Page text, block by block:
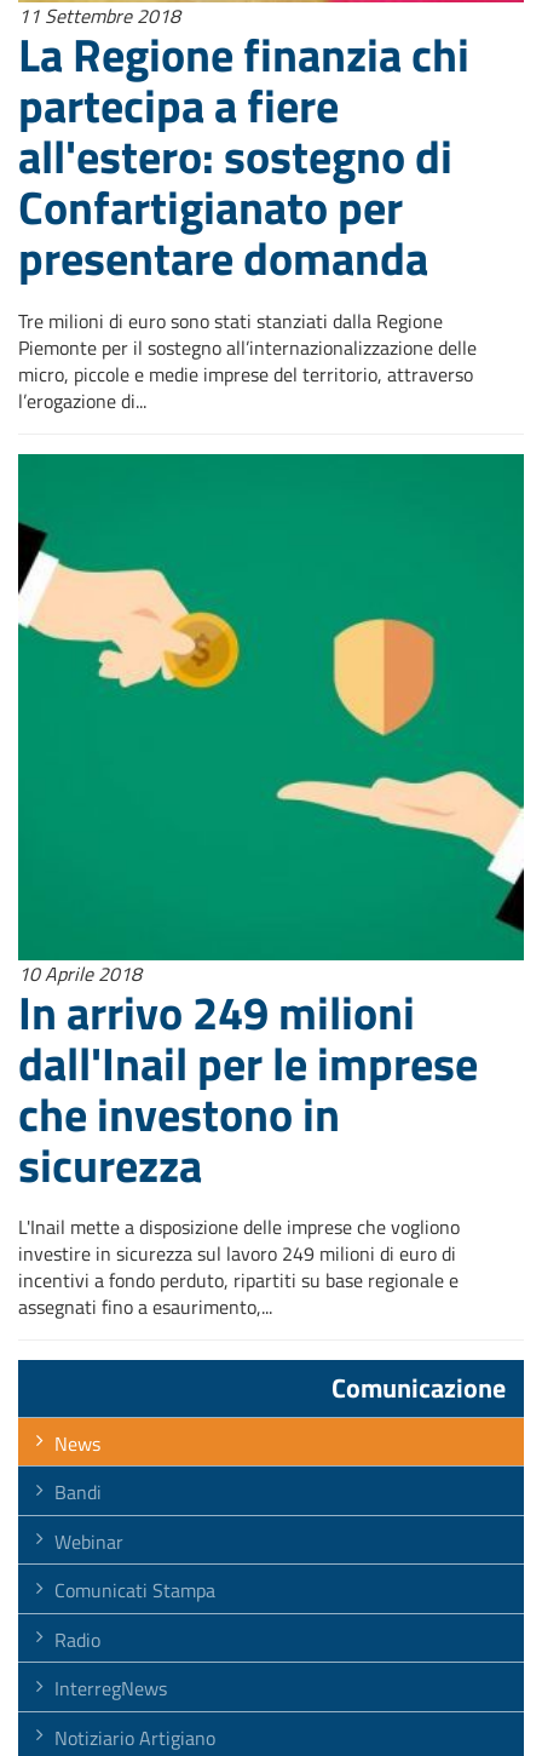
11 Settembre 2018
La Regione finanzia chi
partecipa a fiere
all'estero: sostegno di
Confartigianato per
presentare domanda
Tre milioni di euro sono stati stanziati dalla Regione
Piemonte per il sostegno all’internazionalizzazione delle
micro, piccole e medie imprese del territorio, attraverso
l’erogazione di...
10 Aprile 2018
In arrivo 249 milioni
dall'Inail per le imprese
che investono in
sicurezza
L'Inail mette a disposizione delle imprese che vogliono
investire in sicurezza sul lavoro 249 milioni di euro di
incentivi a fondo perduto, ripartiti su base regionale e
assegnati fino a esaurimento,...
Comunicazione
News
Bandi
Webinar
Comunicati Stampa
Radio
InterregNews
Notiziario Artigiano